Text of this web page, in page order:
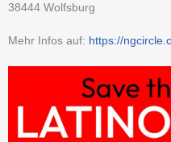
38444 Wolfsburg
Mehr Infos auf: https://